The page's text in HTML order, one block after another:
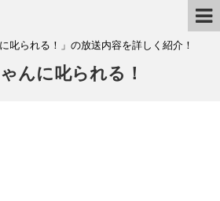
叱られる！」の放送内容を詳しく紹介！
んに叱られる！